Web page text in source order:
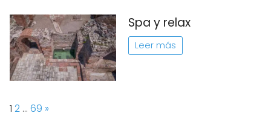
Spa y relax
Leer más
Page:
1 2 … 69 Next
»